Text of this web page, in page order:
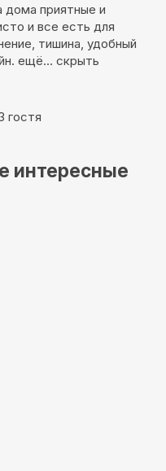
дома приятные и
и все есть для
тишина, удобный
ещё... скрыть
гостя
интересные